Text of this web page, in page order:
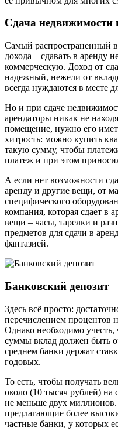
Сдача недвижимости
Самый распространенный
дохода – сдавать в аренду
коммерческую. Доход от
надежный, нежели от
всегда нуждаются в месте
Но и при сдаче
арендаторы никак не
помещение, нужно его
хитрость: можно купить
такую сумму, чтобы
платеж и при этом
А если нет возможности
аренду и другие вещи, от
специфического
компания, которая сдает в
вещи – часы, тарелки и
предметов для сдачи в
фантазией.
Банковский депозит
Здесь всё просто:
перечислением процентов
Однако необходимо
суммы вклад должен быть
среднем банки держат
годовых.
То есть, чтобы получать
около (10 тысяч рублей)
не меньше двух
предлагающие более
частные банки, у которых